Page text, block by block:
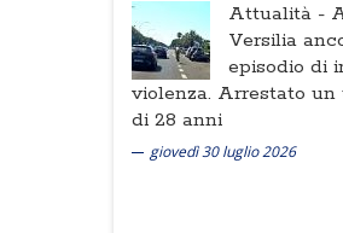
Attualità -
Versilia
episodio di
violenza. Arrestato un
di 28 anni
giovedì 30 luglio 2026